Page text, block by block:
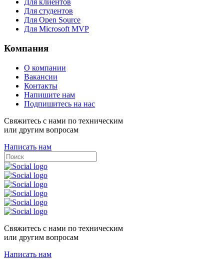
Для клиентов
Для студентов
Для Open Source
Для Microsoft MVP
Компания
О компании
Вакансии
Контакты
Напишите нам
Подпишитесь на нас
Свяжитесь с нами по техническим
или другим вопросам
Написать нам
Свяжитесь с нами по техническим
или другим вопросам
Написать нам